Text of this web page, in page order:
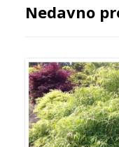
Nedavno